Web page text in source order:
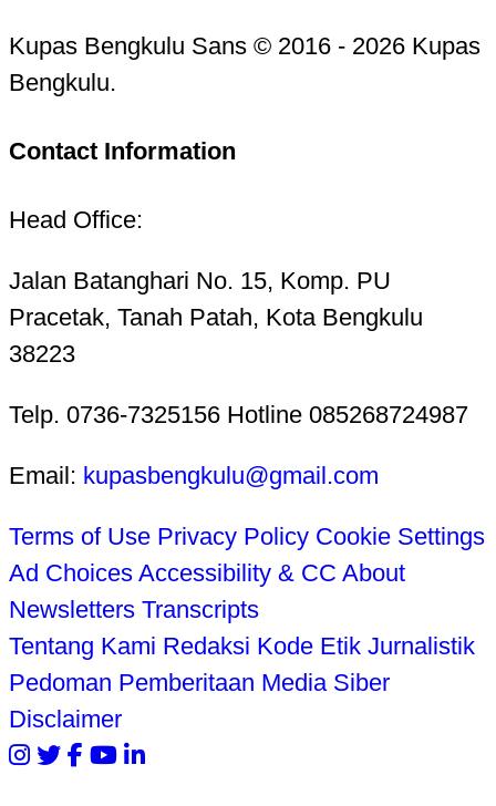
Kupas Bengkulu Sans © 2016 - 2026 Kupas
Bengkulu.
Contact Information
Head Office:
Jalan Batanghari No. 15, Komp. PU
Pracetak, Tanah Patah, Kota Bengkulu
38223
Telp. 0736-7325156 Hotline 085268724987
Email: kupasbengkulu@gmail.com
Terms of Use Privacy Policy Cookie Settings
Ad Choices Accessibility & CC About
Newsletters Transcripts
Tentang Kami Redaksi Kode Etik Jurnalistik
Pedoman Pemberitaan Media Siber
Disclaimer